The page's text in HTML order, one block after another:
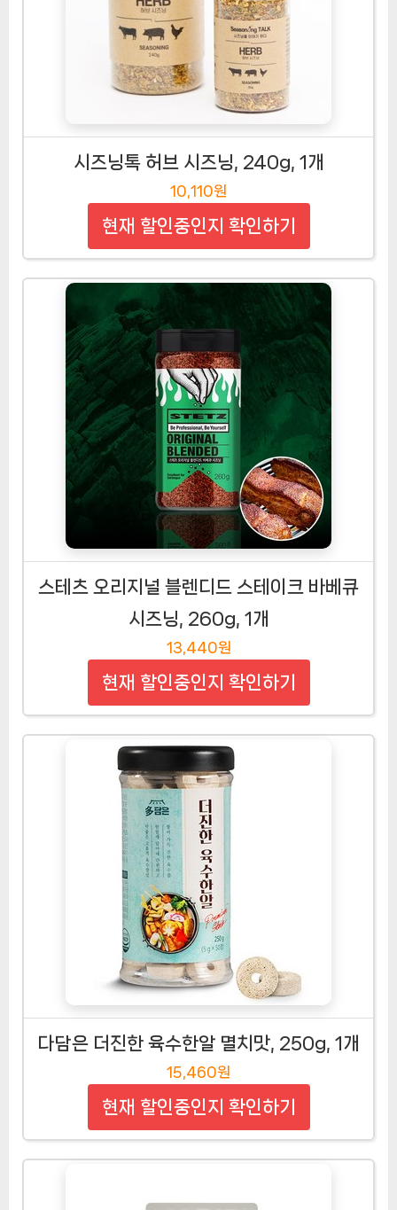
시즈닝톡 허브 시즈닝, 240g, 1개
10,110원
현재 할인중인지 확인하기
스테츠 오리지널 블렌디드 스테이크 바베큐
시즈닝, 260g, 1개
13,440원
현재 할인중인지 확인하기
다담은 더진한 육수한알 멸치맛, 250g, 1개
15,460원
현재 할인중인지 확인하기